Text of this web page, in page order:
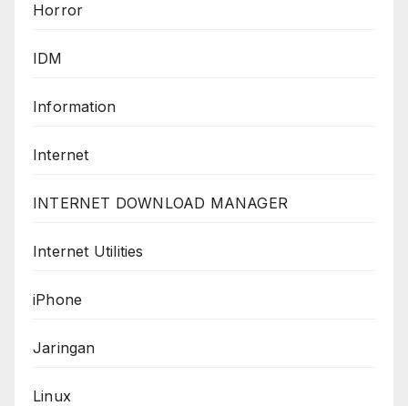
Horror
IDM
Information
Internet
INTERNET DOWNLOAD MANAGER
Internet Utilities
iPhone
Jaringan
Linux